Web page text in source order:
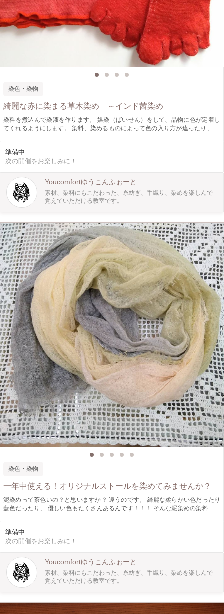
染色・染物
綺麗な赤に染まる草木染め ～インド茜染め
染料を煮込んで染液を作ります。 媒染（ばいせん）をして、品物に色が定着し
てくれるようにします。 染料、染めるものによって色の入り方が違ったり、 採
準備中
次の開催をお楽しみに！
Youcomfortゆうこんふぉーと
素材、染料にもこだわった、糸紡ぎ、手織り、染めを楽しんで
覚えていただける教室です。
染色・染物
一年中使える！オリジナルストールを染めてみませんか？
泥染めって茶色いの？と思いますか？ 違うのです。 綺麗な柔らかい色だったり
藍色だったり、 優しい色もたくさんあるんです！！！ そんな泥染めの染料を使
００×２００㎝くらい） または 大判リネンストール（６０㎝×１８０㎝くらい）
を用意しています。 お申込み時にお知らせください。 型染めのやり方もお教え
は、 気軽に使える、 気軽に洗える、というの魅力・・・♡ 優しい色合いも魅力
的なんです…♪ ＊お申込みの人数によって場所が変わる可能性もあります。
準備中
次の開催をお楽しみに！
Youcomfortゆうこんふぉーと
素材、染料にもこだわった、糸紡ぎ、手織り、染めを楽しんで
覚えていただける教室です。